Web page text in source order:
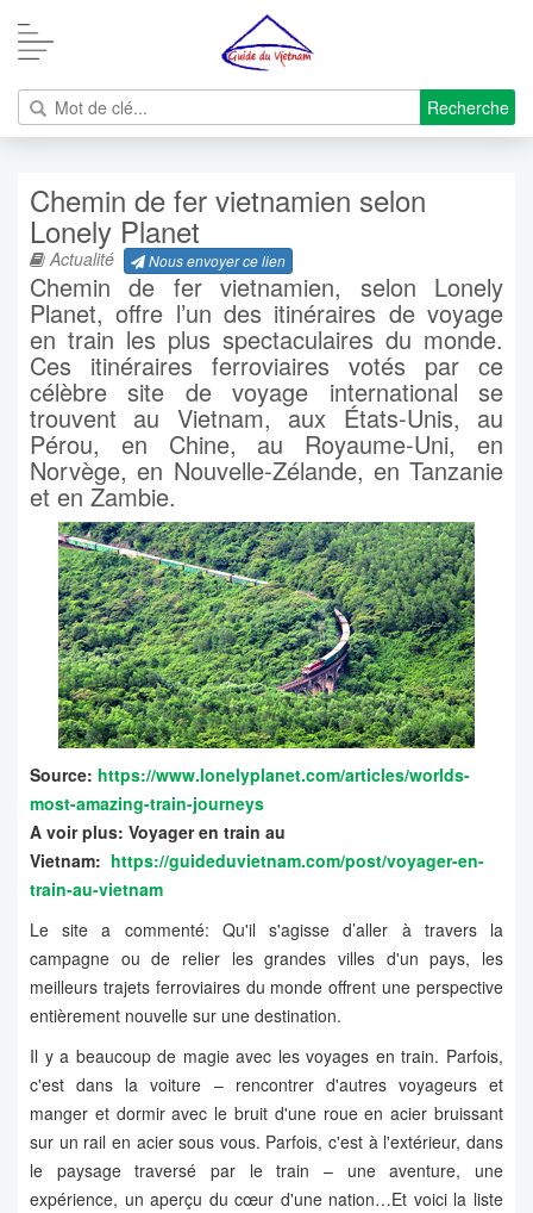
Recherche
Chemin de fer vietnamien selon
Lonely Planet
Actualité Nous envoyer ce lien
Chemin de fer vietnamien, selon Lonely
Planet, offre l’un des itinéraires de voyage
en train les plus spectaculaires du monde.
Ces itinéraires ferroviaires votés par ce
célèbre site de voyage international se
trouvent au Vietnam, aux États-Unis, au
Pérou, en Chine, au Royaume-Uni, en
Norvège, en Nouvelle-Zélande, en Tanzanie
et en Zambie.
Source: https://www.lonelyplanet.com/articles/worlds-
most-amazing-train-journeys
A voir plus: Voyager en train au
Vietnam: https://guideduvietnam.com/post/voyager-en-
train-au-vietnam
Le site a commenté: Qu'il s'agisse d’aller à travers la
campagne ou de relier les grandes villes d'un pays, les
meilleurs trajets ferroviaires du monde offrent une perspective
entièrement nouvelle sur une destination.
Il y a beaucoup de magie avec les voyages en train. Parfois,
c'est dans la voiture – rencontrer d'autres voyageurs et
manger et dormir avec le bruit d'une roue en acier bruissant
sur un rail en acier sous vous. Parfois, c'est à l'extérieur, dans
le paysage traversé par le train – une aventure, une
expérience, un aperçu du cœur d'une nation…Et voici la liste